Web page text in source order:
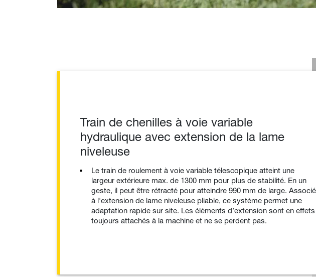
Train de chenilles à voie variable
hydraulique avec extension de la lame
niveleuse
Le train de roulement à voie variable télescopique atteint une
largeur extérieure max. de 1300 mm pour plus de stabilité. En un
geste, il peut être rétracté pour atteindre 990 mm de large. Associé
à l'extension de lame niveleuse pliable, ce système permet une
adaptation rapide sur site. Les éléments d’extension sont en effets
toujours attachés à la machine et ne se perdent pas.